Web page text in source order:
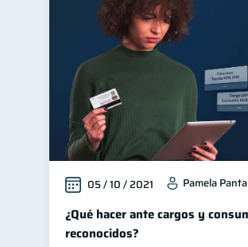
05 / 10 / 2021 Pamela
¿Qué hacer ante cargos y
reconocidos?